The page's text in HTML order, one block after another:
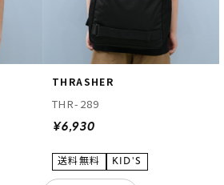
THRASHER
THR-289
¥6,930